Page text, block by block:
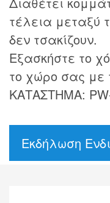
τέλεια μεταξύ
δεν τσακίζουν.
Εξασκήστε το
το χώρο σας με
ΚΑΤΑΣΤΗΜΑ:
Εκδήλωση